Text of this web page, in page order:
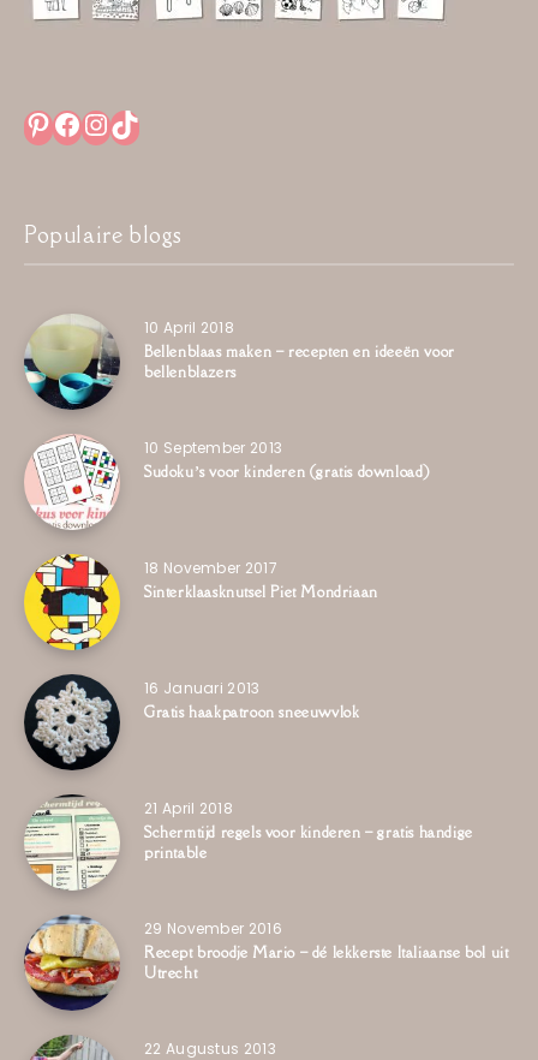
Pinterest
Facebook
Instagram
TikTok
Populaire blogs
10 April 2018
Bellenblaas maken – recepten en ideeën voor
bellenblazers
10 September 2013
Sudoku’s voor kinderen (gratis download)
18 November 2017
Sinterklaasknutsel Piet Mondriaan
16 Januari 2013
Gratis haakpatroon sneeuwvlok
21 April 2018
Schermtijd regels voor kinderen – gratis handige
printable
29 November 2016
Recept broodje Mario – dé lekkerste Italiaanse bol uit
Utrecht
22 Augustus 2013